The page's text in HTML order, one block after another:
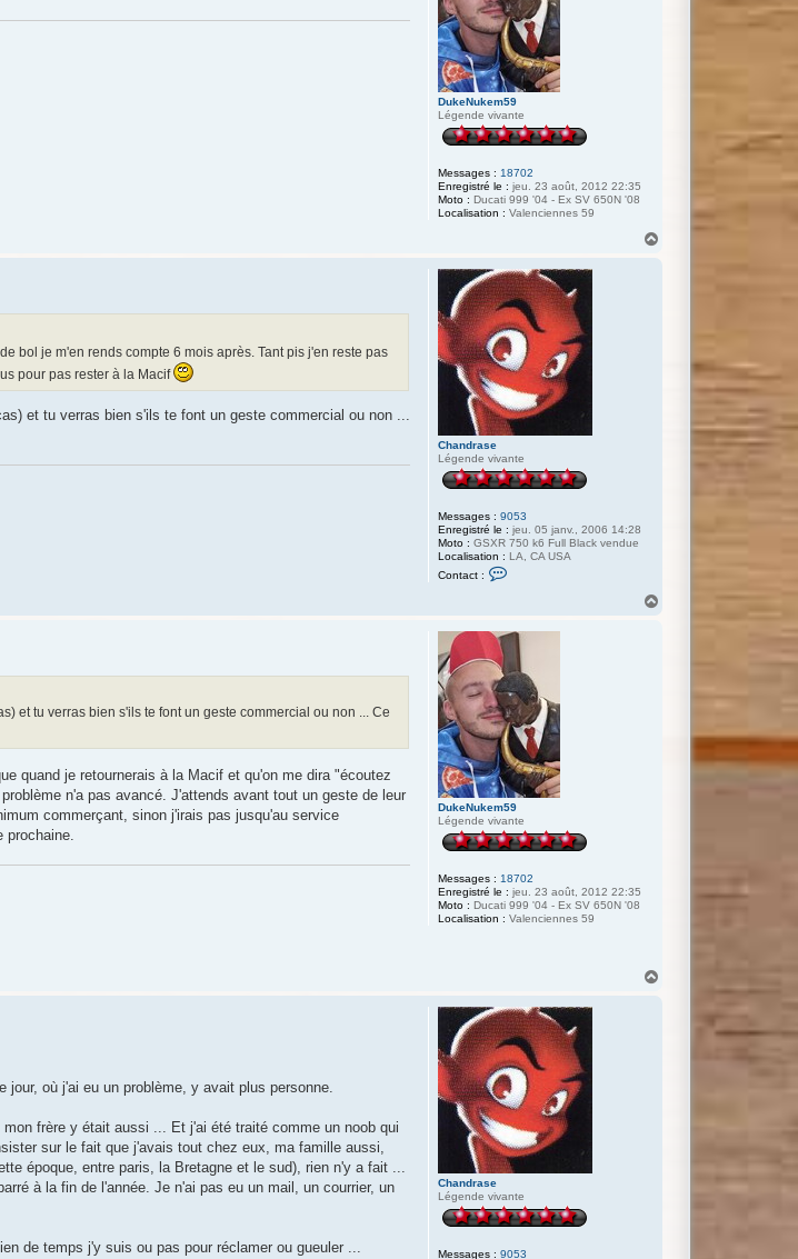
DukeNukem59
Légende vivante
Messages : 18702
Enregistré le : jeu. 23 août, 2012 22:35
Moto : Ducati 999 '04 - Ex SV 650N '08
Localisation : Valenciennes 59
Chandrase
Légende vivante
Messages : 9053
Enregistré le : jeu. 05 janv., 2006 14:28
Moto : GSXR 750 k6 Full Black vendue
Localisation : LA, CA USA
Contact :
c
r
C
h
a
n
r
a
s
e
bol je m'en rends compte 6 mois après. Tant pis j'en reste pas
pour pas rester à la Macif
et tu verras bien s'ils te font un geste commercial ou non ...
DukeNukem59
Légende vivante
Messages : 18702
Enregistré le : jeu. 23 août, 2012 22:35
Moto : Ducati 999 '04 - Ex SV 650N '08
Localisation : Valenciennes 59
et tu verras bien s'ils te font un geste commercial ou non ... Ce
quand je retournerais à la Macif et qu'on me dira "écoutez
n'a pas avancé. J'attends avant tout un geste de leur
commerçant, sinon j'irais pas jusqu'au service
Chandrase
Légende vivante
Messages : 9053
où j'ai eu un problème, y avait plus personne.
frère y était aussi ... Et j'ai été traité comme un noob qui
sur le fait que j'avais tout chez eux, ma famille aussi,
époque, entre paris, la Bretagne et le sud), rien n'y a fait ...
à la fin de l'année. Je n'ai pas eu un mail, un courrier, un
de temps j'y suis ou pas pour réclamer ou gueuler ...